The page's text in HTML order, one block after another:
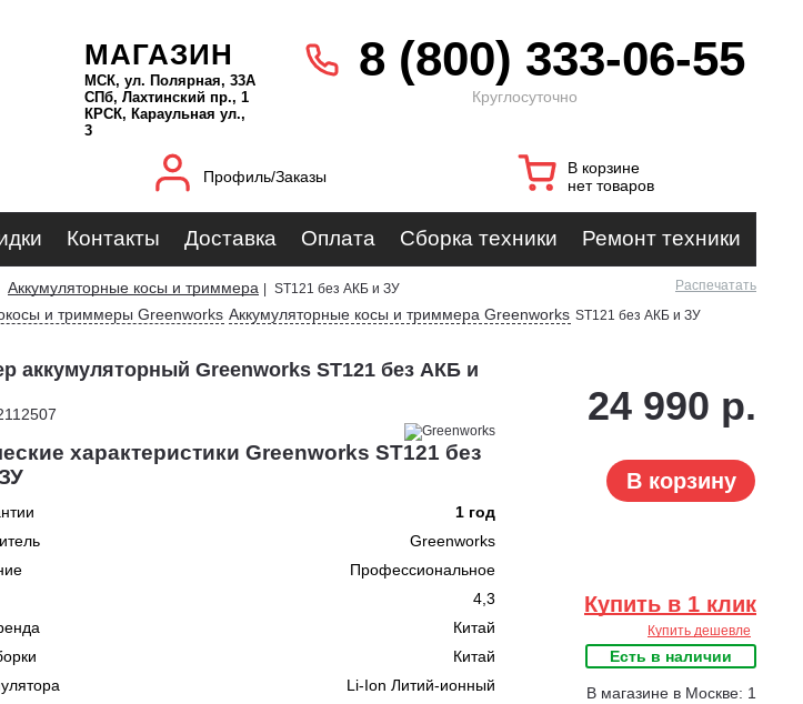
МАГАЗИН
МСК, ул. Полярная, 33А
СПб, Лахтинский пр., 1
КРСК, Караульная ул.,
3
8 (800) 333-06-55
Круглосуточно
Профиль/Заказы
В корзине
нет товаров
Контакты Доставка Оплата Сборка техники Ремонт техники
Аккумуляторные косы и триммера ST121 без АКБ и ЗУ Распечатать
и триммеры Greenworks Аккумуляторные косы и триммера Greenworks ST121 без АКБ и ЗУ
аккумуляторный Greenworks ST121 без АКБ и
характеристики Greenworks ST121 без
1 год
Greenworks
Профессиональное
4,3
Китай
Китай
Li-Ion Литий-ионный
24 990 р.
В корзину
Купить в 1 клик
Купить дешевле
Есть в наличии
В магазине в Москве: 1